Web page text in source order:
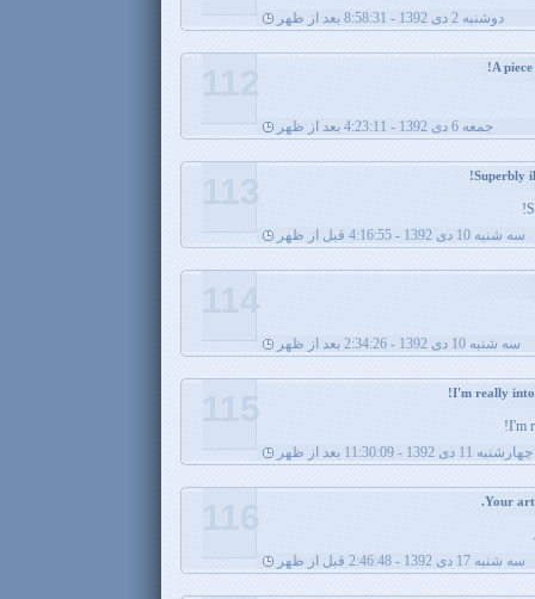
دوشنبه 2 دی 1392 - 8:58:31 بعد از ظهر
جمعه 6 دی 1392 - 4:23:11 بعد از ظهر
112
سه شنبه 10 دی 1392 - 4:16:55 قبل از ظهر
113
سه شنبه 10 دی 1392 - 2:34:26 بعد از ظهر
114
I'm
چهارشنبه 11 دی 1392 - 11:30:09 بعد از ظهر
115
سه شنبه 17 دی 1392 - 2:46:48 قبل از ظهر
116